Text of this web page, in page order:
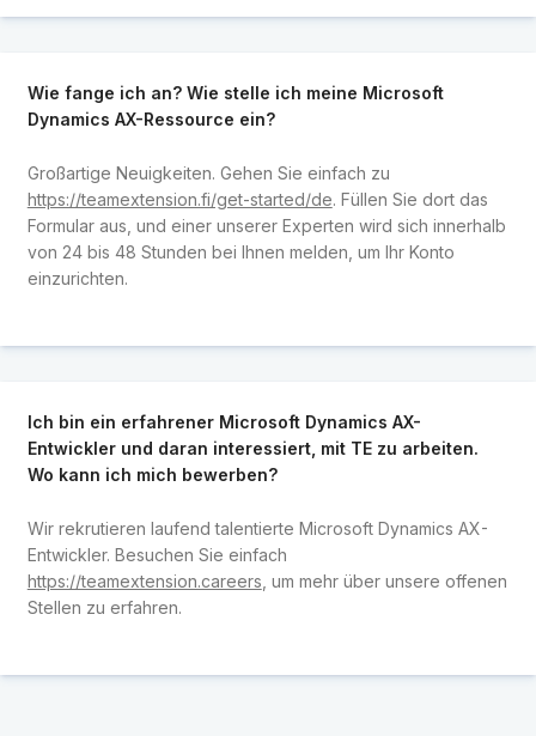
Wie fange ich an? Wie stelle ich meine Microsoft
Dynamics AX-Ressource ein?
Großartige Neuigkeiten. Gehen Sie einfach zu
https://teamextension.fi/get-started/de. Füllen Sie dort das
Formular aus, und einer unserer Experten wird sich innerhalb
von 24 bis 48 Stunden bei Ihnen melden, um Ihr Konto
einzurichten.
Ich bin ein erfahrener Microsoft Dynamics AX-
Entwickler und daran interessiert, mit TE zu arbeiten.
Wo kann ich mich bewerben?
Wir rekrutieren laufend talentierte Microsoft Dynamics AX-
Entwickler. Besuchen Sie einfach
https://teamextension.careers , um mehr über unsere offenen
Stellen zu erfahren.